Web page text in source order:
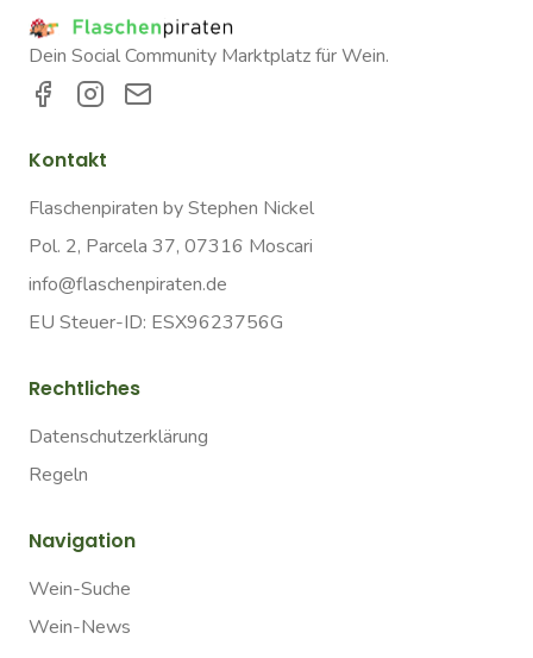
Dein Social Community Marktplatz für Wein.
Kontakt
Flaschenpiraten by Stephen Nickel
Pol. 2, Parcela 37, 07316 Moscari
info@flaschenpiraten.de
EU Steuer-ID: ESX9623756G
Rechtliches
Datenschutzerklärung
Regeln
Navigation
Wein-Suche
Wein-News